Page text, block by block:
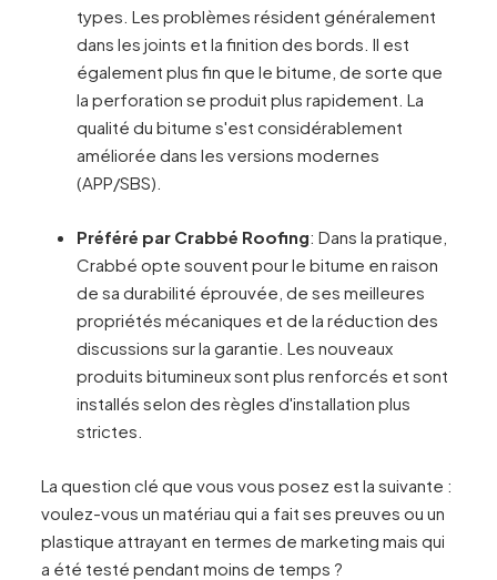
types. Les problèmes résident généralement
dans les joints et la finition des bords. Il est
également plus fin que le bitume, de sorte que
la perforation se produit plus rapidement. La
qualité du bitume s'est considérablement
améliorée dans les versions modernes
(APP/SBS).
Préféré par Crabbé Roofing: Dans la pratique,
Crabbé opte souvent pour le bitume en raison
de sa durabilité éprouvée, de ses meilleures
propriétés mécaniques et de la réduction des
discussions sur la garantie. Les nouveaux
produits bitumineux sont plus renforcés et sont
installés selon des règles d'installation plus
strictes.
La question clé que vous vous posez est la suivante :
voulez-vous un matériau qui a fait ses preuves ou un
plastique attrayant en termes de marketing mais qui
a été testé pendant moins de temps ?